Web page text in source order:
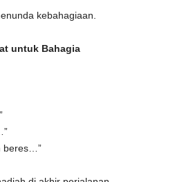
kebahagiaan.
untuk Bahagia
beres…”